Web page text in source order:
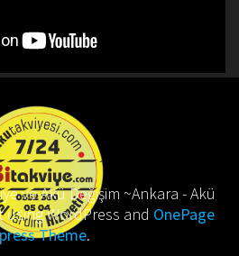
ve Akü Değişim ~Ankara - Akü
using WordPress and OnePage
Theme.